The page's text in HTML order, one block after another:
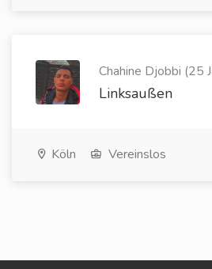
Chahine Djobbi (25
Linksaußen
Köln Vereinslos